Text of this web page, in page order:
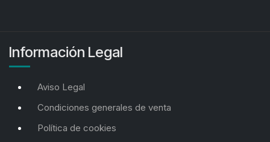
Información Legal
Aviso Legal
Condiciones generales de venta
Política de cookies